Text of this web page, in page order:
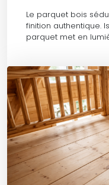
Le parquet bois
finition authentique.
parquet met en